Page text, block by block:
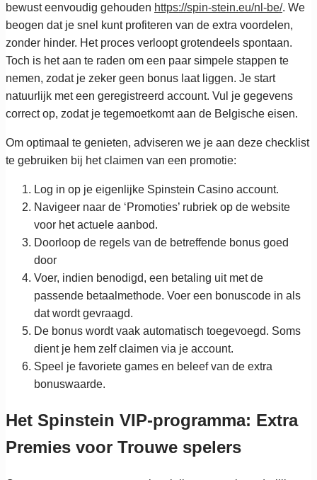
bewust eenvoudig gehouden https://spin-stein.eu/nl-be/. We
beogen dat je snel kunt profiteren van de extra voordelen,
zonder hinder. Het proces verloopt grotendeels spontaan.
Toch is het aan te raden om een paar simpele stappen te
nemen, zodat je zeker geen bonus laat liggen. Je start
natuurlijk met een geregistreerd account. Vul je gegevens
correct op, zodat je tegemoetkomt aan de Belgische eisen.
Om optimaal te genieten, adviseren we je aan deze checklist
te gebruiken bij het claimen van een promotie:
Log in op je eigenlijke Spinstein Casino account.
Navigeer naar de ‘Promoties’ rubriek op de website
voor het actuele aanbod.
Doorloop de regels van de betreffende bonus goed
door
Voer, indien benodigd, een betaling uit met de
passende betaalmethode. Voer een bonuscode in als
dat wordt gevraagd.
De bonus wordt vaak automatisch toegevoegd. Soms
dient je hem zelf claimen via je account.
Speel je favoriete games en beleef van de extra
bonuswaarde.
Het Spinstein VIP-programma: Extra
Premies voor Trouwe spelers